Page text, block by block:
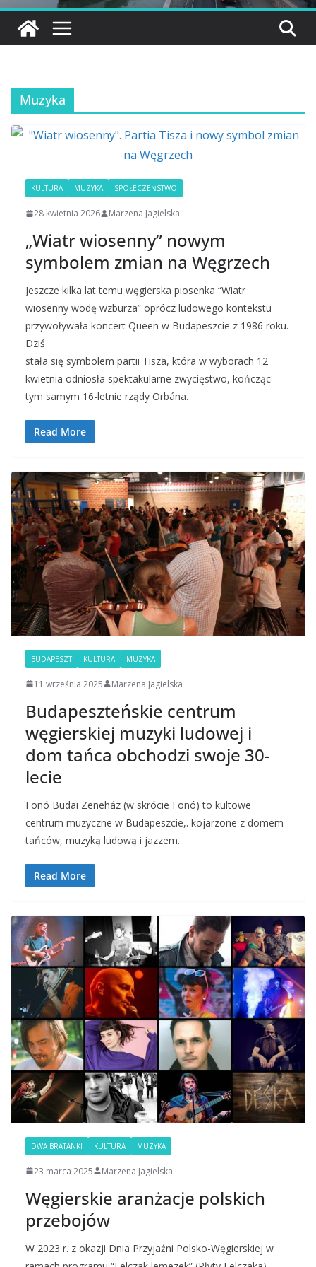
Muzyka
KULTURA MUZYKA SPOŁECZEŃSTWO
28 kwietnia 2026 Marzena Jagielska
„Wiatr wiosenny” nowym
symbolem zmian na Węgrzech
Jeszcze kilka lat temu węgierska piosenka “Wiatr
wiosenny wodę wzburza” oprócz ludowego kontekstu
przywoływała koncert Queen w Budapeszcie z 1986 roku.
Dziś
stała się symbolem partii Tisza, która w wyborach 12
kwietnia odniosła spektakularne zwycięstwo, kończąc
tym samym 16-letnie rządy Orbána.
Read More
BUDAPESZT KULTURA MUZYKA
11 września 2025 Marzena Jagielska
Budapeszteńskie centrum
węgierskiej muzyki ludowej i
dom tańca obchodzi swoje 30-
lecie
Fonó Budai Zeneház (w skrócie Fonó) to kultowe
centrum muzyczne w Budapeszcie,. kojarzone z domem
tańców, muzyką ludową i jazzem.
Read More
DWA BRATANKI KULTURA MUZYKA
23 marca 2025 Marzena Jagielska
Węgierskie aranżacje polskich
przebojów
W 2023 r. z okazji Dnia Przyjaźni Polsko-Węgierskiej w